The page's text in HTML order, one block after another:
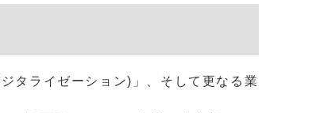
タライゼーション)」、そして更なる業